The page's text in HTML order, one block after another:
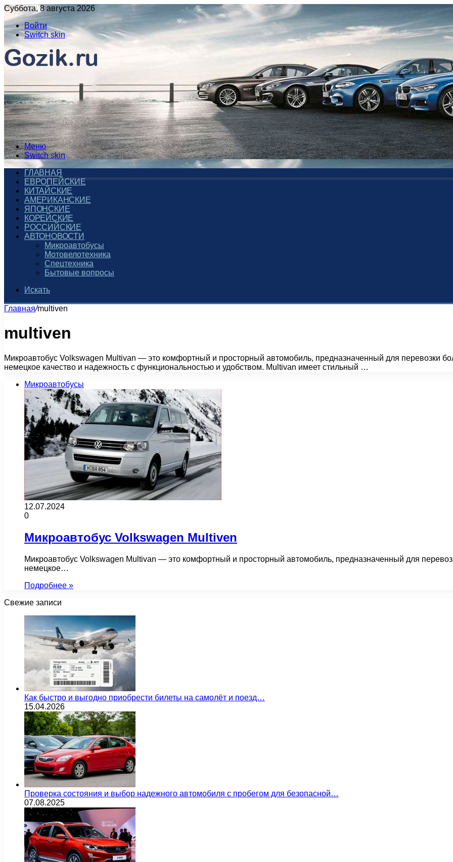
Суббота, 8 августа 2026
Войти
Switch skin
Меню
Switch skin
ГЛАВНАЯ
ЕВРОПЕЙСКИЕ
КИТАЙСКИЕ
АМЕРИКАНСКИЕ
ЯПОНСКИЕ
КОРЕЙСКИЕ
РОССИЙСКИЕ
АВТОНОВОСТИ
Микроавтобусы
Мотовелотехника
Спецтехника
Бытовые вопросы
Искать
Главная/multiven
multiven
Микроавтобус Volkswagen Multivan — это комфортный и просторный автомобиль, предназначенный для перевозки
немецкое качество и надежность с функциональностью и удобством. Multivan имеет стильный …
Микроавтобусы
12.07.2024
0
Микроавтобус Volkswagen Multiven
Микроавтобус Volkswagen Multivan — это комфортный и просторный автомобиль, предназначенный для
немецкое…
Подробнее »
Свежие записи
Как быстро и выгодно приобрести билеты на самолёт и поезд…
15.04.2026
Проверка состояния и выбор надежного автомобиля с пробегом для безопасной…
07.08.2025